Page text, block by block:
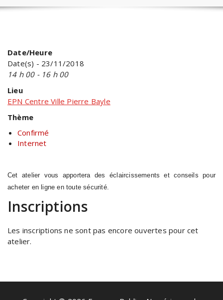
Date/Heure
Date(s) - 23/11/2018
14 h 00 - 16 h 00
Lieu
EPN Centre Ville Pierre Bayle
Thème
Confirmé
Internet
Cet atelier vous apportera des éclaircissements et conseils pour
acheter en ligne en toute sécurité.
Inscriptions
Les inscriptions ne sont pas encore ouvertes pour cet
atelier.